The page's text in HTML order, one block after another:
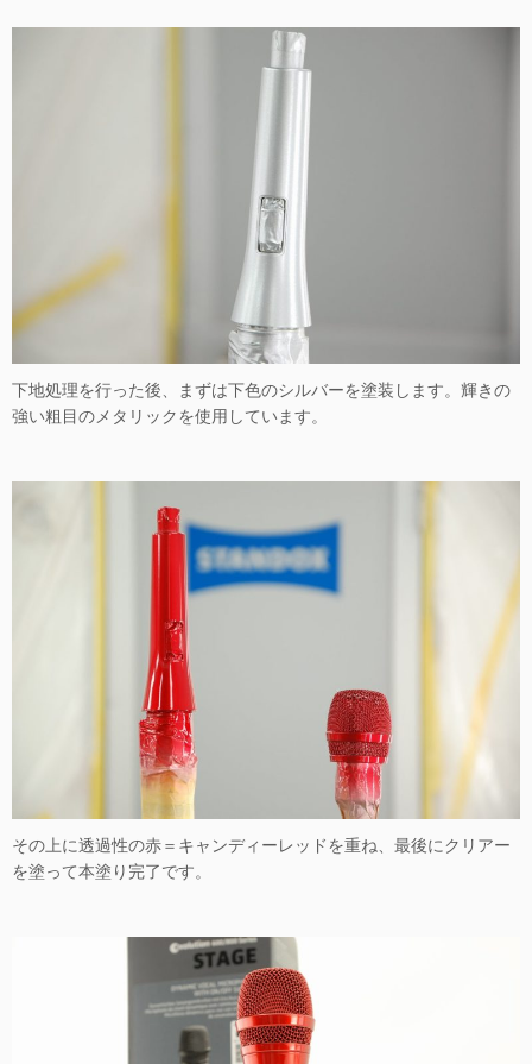
下地処理を行った後、まずは下色のシルバーを塗装します。輝きの
強い粗目のメタリックを使用しています。
その上に透過性の赤＝キャンディーレッドを重ね、最後にクリアー
を塗って本塗り完了です。